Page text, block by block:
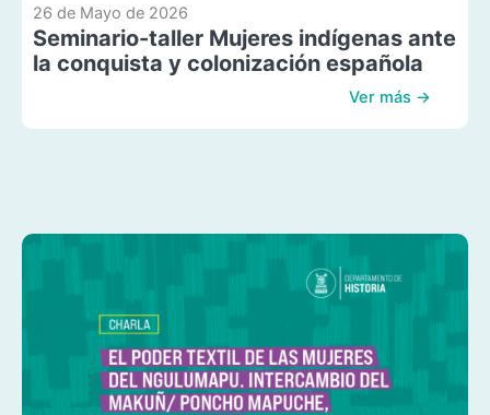
26 de Mayo de 2026
Seminario-taller Mujeres indígenas ante
la conquista y colonización española
Ver más →